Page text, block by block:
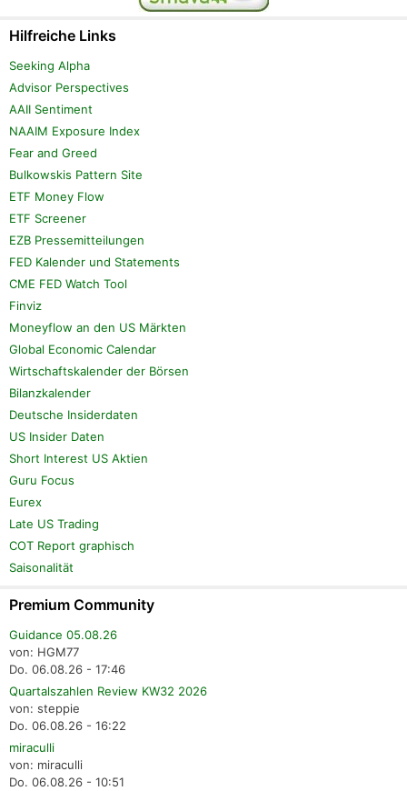
Hilfreiche Links
Seeking Alpha
Advisor Perspectives
AAII Sentiment
NAAIM Exposure Index
Fear and Greed
Bulkowskis Pattern Site
ETF Money Flow
ETF Screener
EZB Pressemitteilungen
FED Kalender und Statements
CME FED Watch Tool
Finviz
Moneyflow an den US Märkten
Global Economic Calendar
Wirtschaftskalender der Börsen
Bilanzkalender
Deutsche Insiderdaten
US Insider Daten
Short Interest US Aktien
Guru Focus
Eurex
Late US Trading
COT Report graphisch
Saisonalität
Premium Community
Guidance 05.08.26
von: HGM77
Do. 06.08.26 - 17:46
Quartalszahlen Review KW32 2026
von: steppie
Do. 06.08.26 - 16:22
miraculli
von: miraculli
Do. 06.08.26 - 10:51